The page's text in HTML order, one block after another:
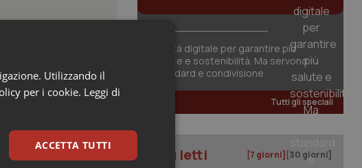
le liste
e la
che contiene
Sanità digitale per garantire più
salute e sostenibilità. Ma servono
standard e condivisione
Tutti gli speciali
I più letti [7 giorni] [30 giorni]
Utilizzando il
per i cookie. Leggi di
ACCETTA TUTTI